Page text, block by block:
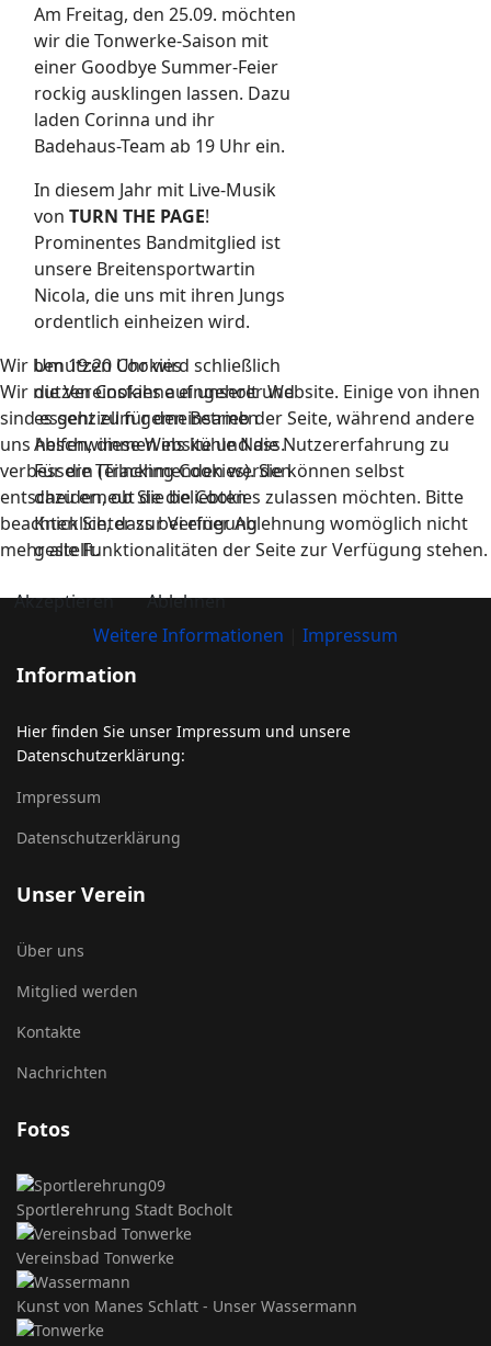
Am Freitag, den 25.09. möchten
wir die Tonwerke-Saison mit
einer Goodbye Summer-Feier
rockig ausklingen lassen. Dazu
laden Corinna und ihr
Badehaus-Team ab 19 Uhr ein.
In diesem Jahr mit Live-Musik
von TURN THE PAGE!
Prominentes Bandmitglied ist
unsere Breitensportwartin
Nicola, die uns mit ihren Jungs
ordentlich einheizen wird.
Um 19:20 Uhr wird schließlich
die Vereinsfahne eingeholt und
es geht zum gemeinsamen
Abschwimmen ins kühle Nass.
Für die Teilnehmenden werden
dazu erneut die beliebten
Knicklichter zur Verfügung
gestellt.
Information
Hier finden Sie unser Impressum und unsere
Datenschutzerklärung:
Impressum
Datenschutzerklärung
Unser Verein
Über uns
Mitglied werden
Kontakte
Nachrichten
Fotos
Sportlerehrung Stadt Bocholt
Vereinsbad Tonwerke
Kunst von Manes Schlatt - Unser Wassermann
Wir benutzen Cookies
Wir nutzen Cookies auf unserer Website. Einige von ihnen
sind essenziell für den Betrieb der Seite, während andere
uns helfen, diese Website und die Nutzererfahrung zu
verbessern (Tracking Cookies). Sie können selbst
entscheiden, ob Sie die Cookies zulassen möchten. Bitte
beachten Sie, dass bei einer Ablehnung womöglich nicht
mehr alle Funktionalitäten der Seite zur Verfügung stehen.
Akzeptieren
Ablehnen
Weitere Informationen
Impressum